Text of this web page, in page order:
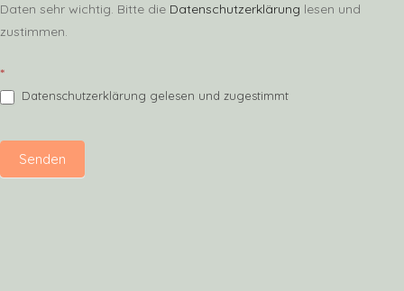
Daten sehr wichtig. Bitte die Datenschutzerklärung lesen und
zustimmen.
*
Datenschutzerklärung gelesen und zugestimmt
Senden